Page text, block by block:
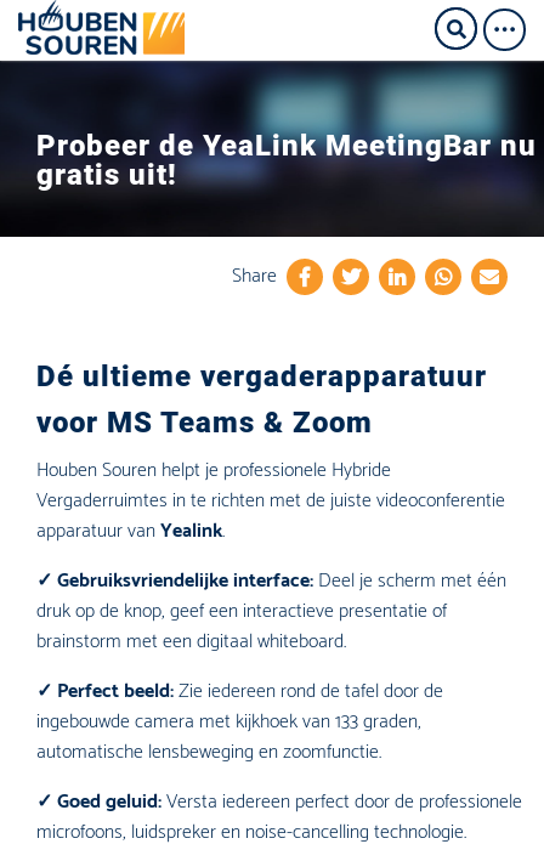
Probeer de YeaLink MeetingBar nu
gratis uit!
Share
Dé ultieme vergaderapparatuur
voor MS Teams & Zoom
Houben Souren helpt je professionele Hybride
Vergaderruimtes in te richten met de juiste videoconferentie
apparatuur vanYealink.
✓ Gebruiksvriendelijke interface:Deel je scherm met één
druk op de knop, geef een interactieve presentatie of
brainstorm met een digitaal whiteboard.
✓ Perfect beeld:Zie iedereen rond de tafel door de
ingebouwde camera met kijkhoek van 133 graden,
automatische lensbeweging en zoomfunctie.
✓ Goed geluid:Versta iedereen perfect door de professionele
microfoons, luidspreker en noise-cancelling technologie.